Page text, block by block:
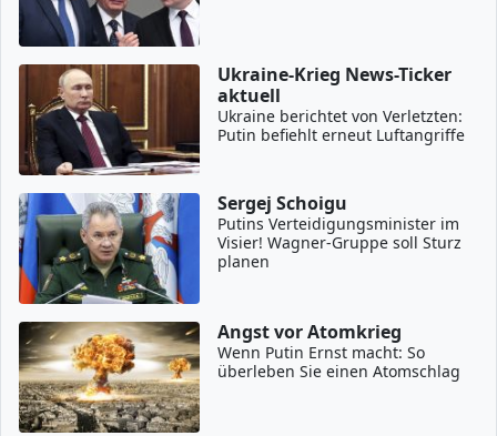
Ukraine-Krieg News-Ticker
aktuell
Ukraine berichtet von Verletzten:
Putin befiehlt erneut Luftangriffe
Sergej Schoigu
Putins Verteidigungsminister im
Visier! Wagner-Gruppe soll Sturz
planen
Angst vor Atomkrieg
Wenn Putin Ernst macht: So
überleben Sie einen Atomschlag